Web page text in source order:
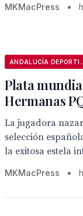
MKMacPress •
Plata
Hermanas
La jugadora
selección
la exitosa estela
MKMacPress •